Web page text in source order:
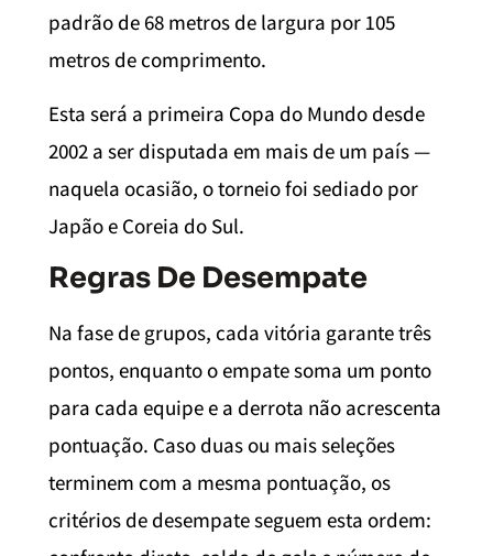
padrão de 68 metros de largura por 105
metros de comprimento.
Esta será a primeira Copa do Mundo desde
2002 a ser disputada em mais de um país —
naquela ocasião, o torneio foi sediado por
Japão e Coreia do Sul.
Regras De Desempate
Na fase de grupos, cada vitória garante três
pontos, enquanto o empate soma um ponto
para cada equipe e a derrota não acrescenta
pontuação. Caso duas ou mais seleções
terminem com a mesma pontuação, os
critérios de desempate seguem esta ordem: